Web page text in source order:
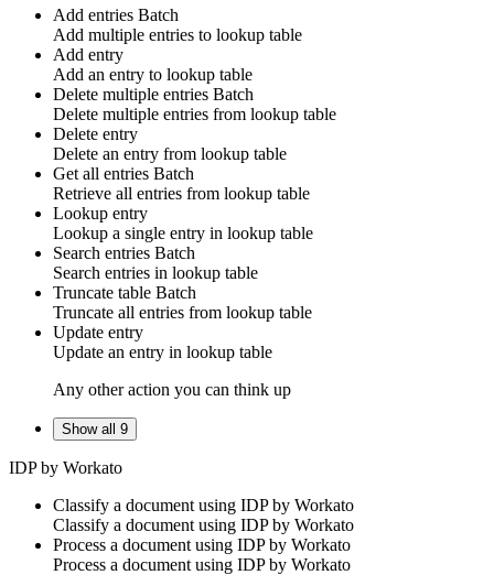
Add entries Batch
Add multiple entries to lookup table
Add entry
Add an entry to lookup table
Delete multiple entries Batch
Delete multiple entries from lookup table
Delete entry
Delete an entry from lookup table
Get all entries Batch
Retrieve all entries from lookup table
Lookup entry
Lookup a single entry in lookup table
Search entries Batch
Search entries in lookup table
Truncate table Batch
Truncate all entries from lookup table
Update entry
Update an entry in lookup table
Any other action you can think up
Show all 9
IDP by Workato
Classify a document using IDP by Workato
Classify a document using IDP by Workato
Process a document using IDP by Workato
Process a document using IDP by Workato